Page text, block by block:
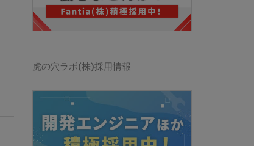
虎の穴ラボ(株)採用情報